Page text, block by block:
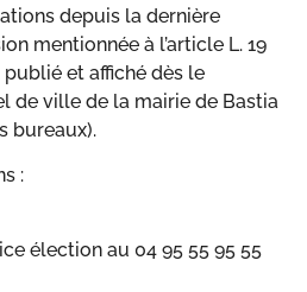
depuis la dernière
mentionnée à l’article L. 19
et affiché dès le
de ville de la mairie de Bastia
bureaux).
:
élection au 04 95 55 95 55